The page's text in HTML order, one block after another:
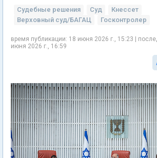
Судебные решения Суд
Кнессет
Верховный суд/БАГАЦ
Госконтролер
время публикации: 18 июня 2026 г., 15:23 |
июня 2026 г., 16:59